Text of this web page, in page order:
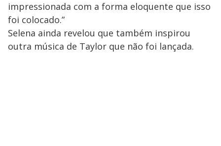
impressionada com a forma eloquente que isso
foi colocado.”
Selena ainda revelou que também inspirou
outra música de Taylor que não foi lançada.